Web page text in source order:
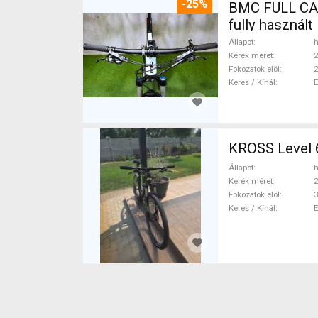
-25%
BMC FULL
fully használt
Állapot
Kerék méret
Fokozatok elöl
2
Keres / Kínál
KROSS
Állapot
Kerék méret
Fokozatok elöl
3
Keres / Kínál